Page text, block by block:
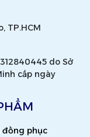
TP.HCM
do Sở
cấp ngày
đồng phục